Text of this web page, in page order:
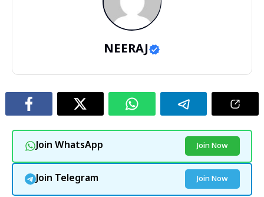
NEERAJ
Join WhatsApp Join Now
Join Telegram Join Now